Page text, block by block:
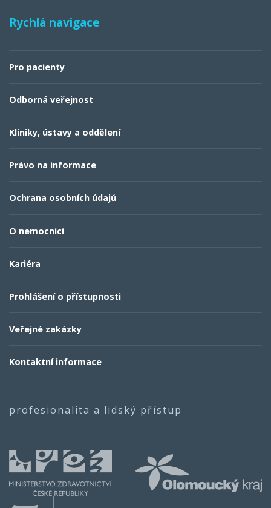
Rychlá navigace
Pro pacienty
Odborná veřejnost
Kliniky, ústavy a oddělení
Právo na informace
Ochrana osobních údajů
O nemocnici
Kariéra
Prohlášení o přístupnosti
Veřejné zakázky
Kontaktní informace
profesionalita a lidský přístup